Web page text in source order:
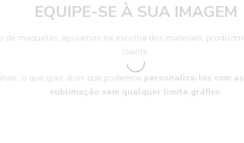
EQUIPE-SE À SUA IMAGEM
maquetas, apoiamos na escolha dos materiais,
cliente.
o que quer dizer que podemos personaliza-los com
sublimação sem qualquer limite gráfico.